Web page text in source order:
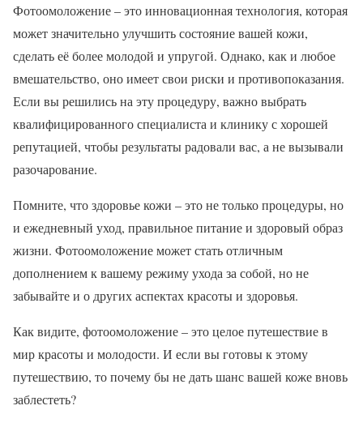
Фотоомоложение – это инновационная технология, которая
может значительно улучшить состояние вашей кожи,
сделать её более молодой и упругой. Однако, как и любое
вмешательство, оно имеет свои риски и противопоказания.
Если вы решились на эту процедуру, важно выбрать
квалифицированного специалиста и клинику с хорошей
репутацией, чтобы результаты радовали вас, а не вызывали
разочарование.
Помните, что здоровье кожи – это не только процедуры, но
и ежедневный уход, правильное питание и здоровый образ
жизни. Фотоомоложение может стать отличным
дополнением к вашему режиму ухода за собой, но не
забывайте и о других аспектах красоты и здоровья.
Как видите, фотоомоложение – это целое путешествие в
мир красоты и молодости. И если вы готовы к этому
путешествию, то почему бы не дать шанс вашей коже вновь
заблестеть?